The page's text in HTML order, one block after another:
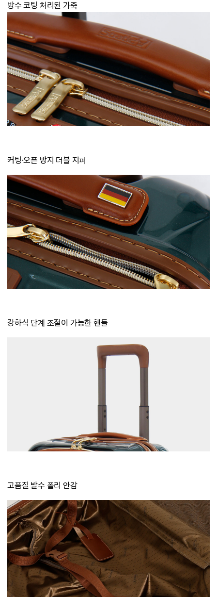
방수 코팅 처리된 가죽
커팅·오픈 방지 더블 지퍼
강하식 단계 조절이 가능한 핸들
고품질 발수 폴리 안감